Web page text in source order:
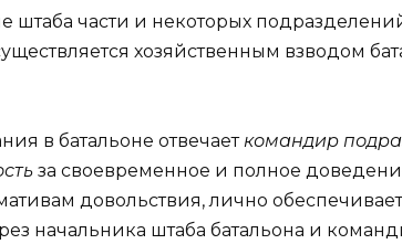
штаба части и некоторых
хозяйственным взводом
в батальоне отвечаеткомандир
за своевременное и полное
довольствия, лично
начальника штаба батальона и